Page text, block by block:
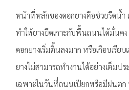
หน้าที่หลักของดอกยางคือช่วยรีดน้ำ
ทำให้ยางยึดเกาะกับพื้นถนนได้มั่นค
ดอกยางเริ่มตื้นลงมาก หรือเกือบเรีย
ยางไม่สามารถทำงานได้อย่างเต็มป
เฉพาะในวันที่ถนนเปียกหรือมีฝนตก